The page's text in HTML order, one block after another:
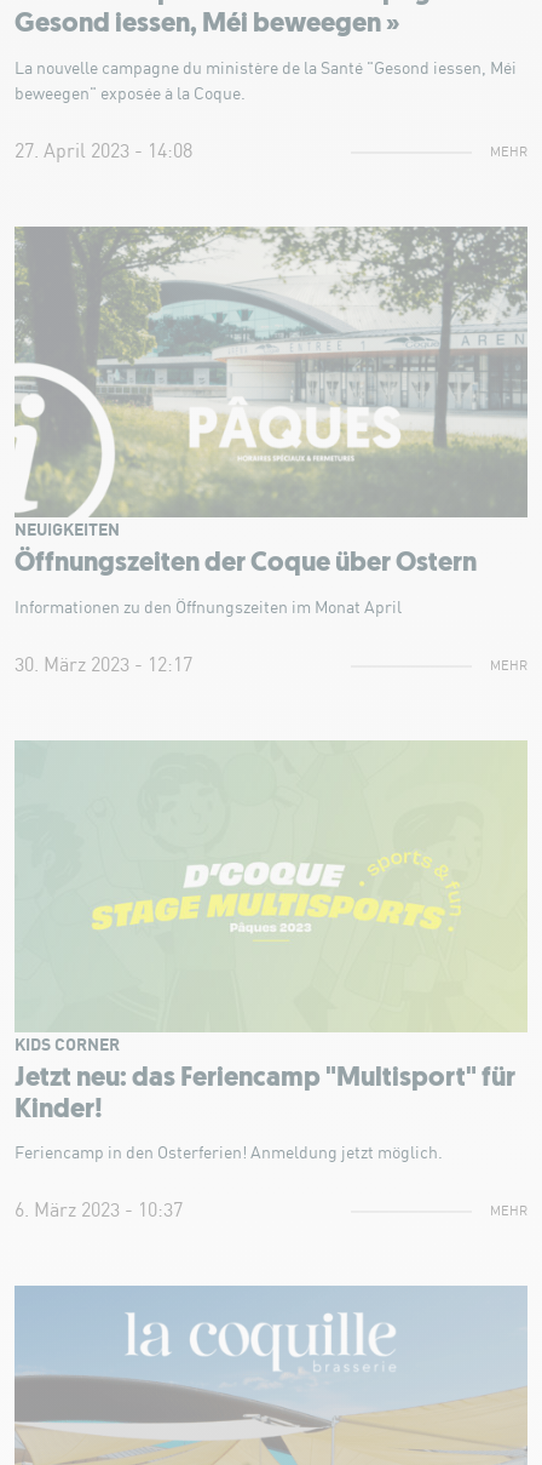
Gesond iessen, Méi beweegen »
La nouvelle campagne du ministère de la Santé "Gesond iessen, Méi
beweegen" exposée à la Coque.
27. April 2023 - 14:08 MEHR
Öffnungszeiten der Coque über Ostern
NEUIGKEITEN
Informationen zu den Öffnungszeiten im Monat April
30. März 2023 - 12:17 MEHR
Jetzt neu: das Feriencamp "Multisport" für
Kinder!
KIDS CORNER
Feriencamp in den Osterferien! Anmeldung jetzt möglich.
6. März 2023 - 10:37 MEHR